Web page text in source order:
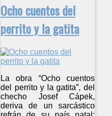
Ocho cuentos del
perrito y la gatita
La obra “Ocho cuentos
del perrito y la gatita”, del
checho Josef Cápek,
deriva de un sarcástico